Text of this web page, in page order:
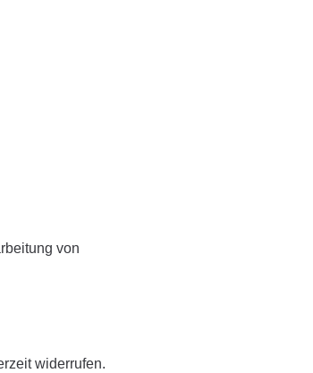
von
widerrufen.